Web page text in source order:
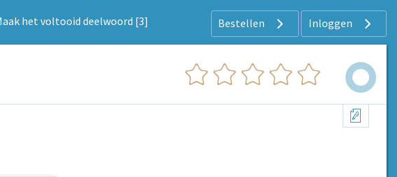
het voltooid deelwoord [3] Bestellen Inloggen